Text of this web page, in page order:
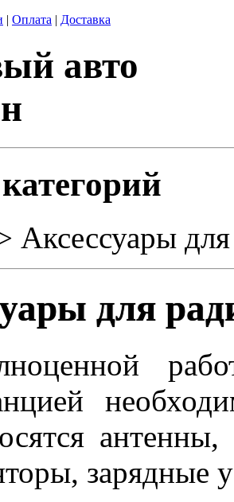
| Оплата | Доставка
Аксессуары
для
зарядные